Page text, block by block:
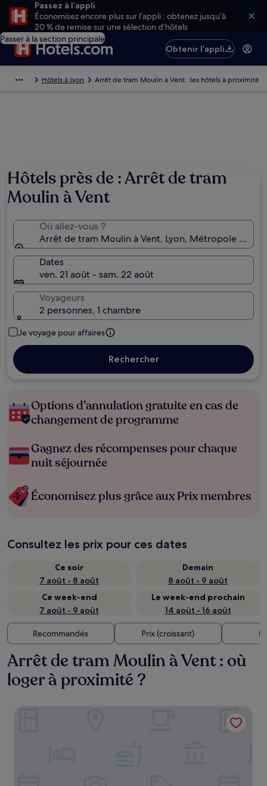
Passez à l’appli
Économisez encore plus sur l’appli : obtenez jusqu’à
20 % de remise sur une sélection d’hôtels
Passer à la section principale
Obtenir l’appli
Hôtels à Lyon Arrêt de tram Moulin à Vent : les hôtels à proximité
Hôtels près de : Arrêt de tram
Moulin à Vent
Où allez-vous ?
Arrêt de tram Moulin à Vent, Lyon, Métropole de
Dates
ven. 21 août - sam. 22 août
Voyageurs
2 personnes, 1 chambre
Je voyage pour affaires
Rechercher
Options d’annulation gratuite en cas de
changement de programme
Gagnez des récompenses pour chaque
nuit séjournée
Économisez plus grâce aux Prix membres
Consultez les prix pour ces dates
Ce soir
7 août - 8 août
Demain
8 août - 9 août
Ce week-end
7 août - 9 août
Le week-end prochain
14 août - 16 août
Recommandés Prix (croissant)
Arrêt de tram Moulin à Vent : où
loger à proximité ?